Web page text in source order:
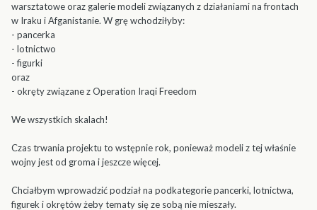
warsztatowe oraz galerie modeli związanych z działaniami na frontach
w Iraku i Afganistanie. W grę wchodziłyby:
- pancerka
- lotnictwo
- figurki
oraz
- okręty związane z Operation Iraqi Freedom
We wszystkich skalach!
Czas trwania projektu to wstępnie rok, ponieważ modeli z tej właśnie
wojny jest od groma i jeszcze więcej.
Chciałbym wprowadzić podział na podkategorie pancerki, lotnictwa,
figurek i okrętów żeby tematy się ze sobą nie mieszały.